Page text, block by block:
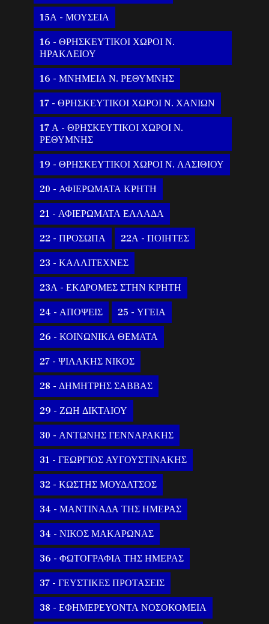
15Α - ΜΟΥΣΕΙΑ
16 - ΘΡΗΣΚΕΥΤΙΚΟΙ ΧΩΡΟΙ Ν.
ΗΡΑΚΛΕΙΟΥ
16 - ΜΝΗΜΕΙΑ Ν. ΡΕΘΥΜΝΗΣ
17 - ΘΡΗΣΚΕΥΤΙΚΟΙ ΧΩΡΟΙ Ν. ΧΑΝΙΩΝ
17 Α - ΘΡΗΣΚΕΥΤΙΚΟΙ ΧΩΡΟΙ Ν.
ΡΕΘΥΜΝΗΣ
19 - ΘΡΗΣΚΕΥΤΙΚΟΙ ΧΩΡΟΙ Ν. ΛΑΣΙΘΙΟΥ
20 - ΑΦΙΕΡΩΜΑΤΑ ΚΡΗΤΗ
21 - ΑΦΙΕΡΩΜΑΤΑ ΕΛΛΑΔΑ
22 - ΠΡΟΣΩΠΑ 22Α - ΠΟΙΗΤΕΣ
23 - ΚΑΛΛΙΤΕΧΝΕΣ
23Α - ΕΚΔΡΟΜΕΣ ΣΤΗΝ ΚΡΗΤΗ
24 - ΑΠΟΨΕΙΣ 25 - ΥΓΕΙΑ
26 - ΚΟΙΝΩΝΙΚΑ ΘΕΜΑΤΑ
27 - ΨΙΛΑΚΗΣ ΝΙΚΟΣ
28 - ΔΗΜΗΤΡΗΣ ΣΑΒΒΑΣ
29 - ΖΩΗ ΔΙΚΤΑΙΟΥ
30 - ΑΝΤΩΝΗΣ ΓΕΝΝΑΡΑΚΗΣ
31 - ΓΕΩΡΓΙΟΣ ΑΥΓΟΥΣΤΙΝΑΚΗΣ
32 - ΚΩΣΤΗΣ ΜΟΥΔΑΤΣΟΣ
34 - ΜΑΝΤΙΝΑΔΑ ΤΗΣ ΗΜΕΡΑΣ
34 - ΝΙΚΟΣ ΜΑΚΑΡΩΝΑΣ
36 - ΦΩΤΟΓΡΑΦΙΑ ΤΗΣ ΗΜΕΡΑΣ
37 - ΓΕΥΣΤΙΚΕΣ ΠΡΟΤΑΣΕΙΣ
38 - ΕΦΗΜΕΡΕΥΟΝΤΑ ΝΟΣΟΚΟΜΕΙΑ